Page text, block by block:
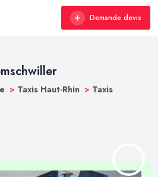
Demande devis
> Taxis Haut-Rhin > Taxis